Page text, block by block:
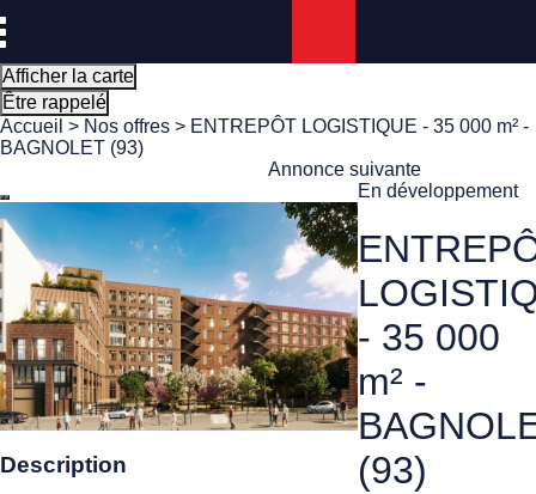
Afficher la carte
Être rappelé
Accueil > Nos offres > ENTREPÔT LOGISTIQUE - 35 000 m² -
BAGNOLET (93)
Annonce suivante
Description
En développement
- 35 000
m² -
(93)